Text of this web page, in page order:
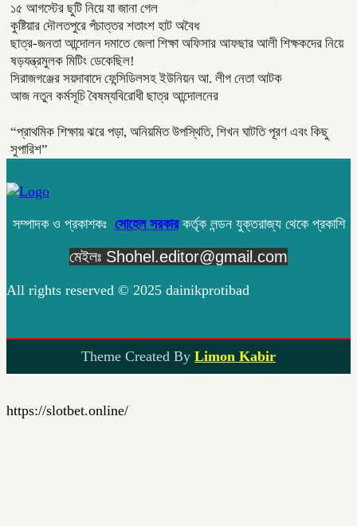
১৫ আগস্টের ছুটি নিয়ে যা জানা গেল
কুষ্টিয়ার দৌলতপুরে পঁচাত্তর শতাংশ হাট অবৈধ
ছাত্র-জনতা আন্দোলন দমাতে জেলা শিক্ষা অফিসার আফছার আলী শিক্ষকদের নিয়ে
ষড়যন্ত্রমুলক মিটিং ডেকেছিল!
সিরাজগঞ্জের সয়দাবাদে ফেন্সিডিলসহ ইউনিয়ন আ. লীগ নেতা আটক
আজ নতুন কর্মসূচি বৈষম্যবিরোধী ছাত্র আন্দোলনের
“প্রাথমিক শিক্ষায় ঝরে পড়া, অনিয়মিত উপস্থিতি, শিখন ঘাটতি পূরণ এবং কিছু
সুপারিশ”
সম্পাদক ও প্রকাশকঃ সোহেল সরকারকর্তৃক লন্ডন যুক্তরাজ্য থেকে প্রকাশি
মেইলঃ Shohel.editor@gmail.com
All rights reserved © 2025 dainikprotibad
Theme Created By Limon Kabir
https://slotbet.online/